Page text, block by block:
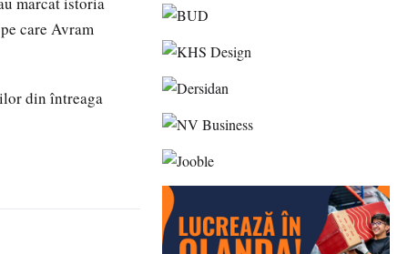
care Avram
din întreaga